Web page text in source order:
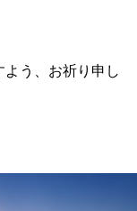
う、お祈り申し